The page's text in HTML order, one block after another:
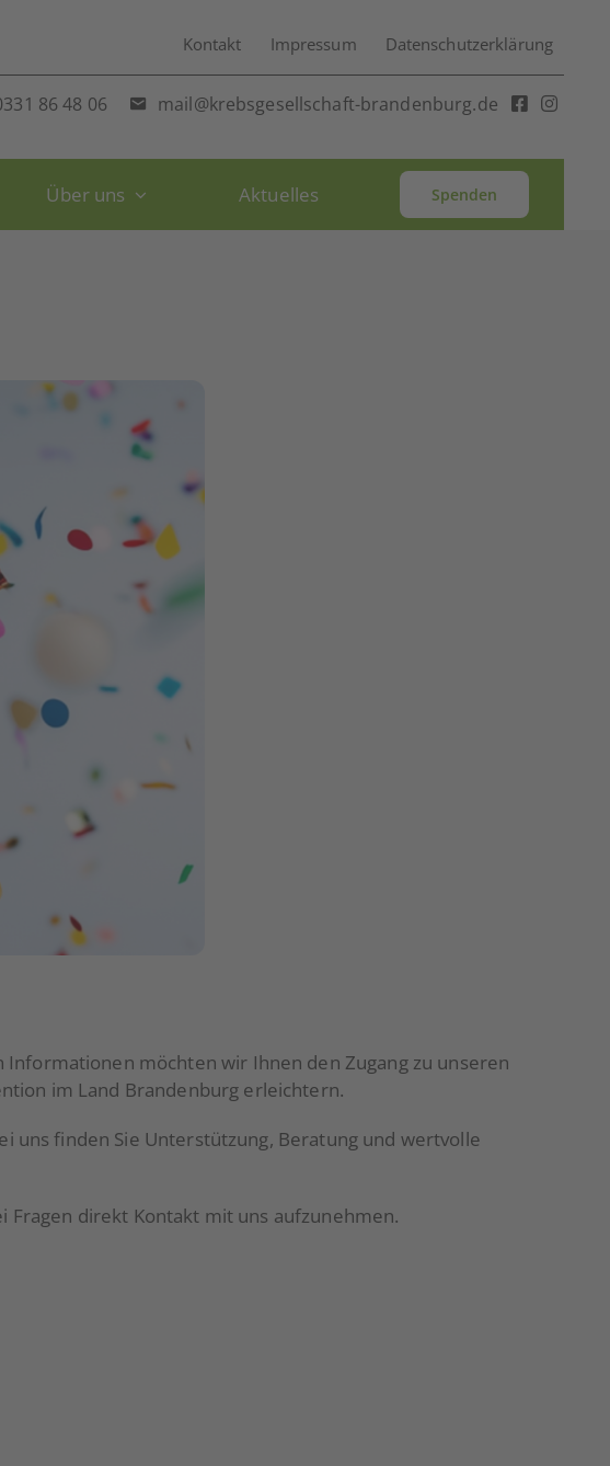
Kontakt Impressum Datenschutzerklärung
86 48 06 mail@krebsgesellschaft-brandenburg.de
Über uns Aktuelles Spenden
möchten wir Ihnen den Zugang zu unseren
im Land Brandenburg erleichtern.
uns finden Sie Unterstützung, Beratung und wertvolle
Fragen direkt Kontakt mit uns aufzunehmen.